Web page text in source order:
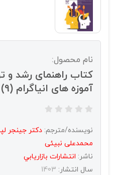
نام محصول:
کتاب راهنمای رشد و
آموزه های انیاگرام (9)
نویسنده/مترجم: دکتر جینجر
محمدعلی نبیئی
ناشر: انتشارات بازاريابي
سال انتشار: 1403